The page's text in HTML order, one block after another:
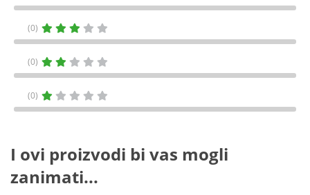
(0)
(0)
(0)
I ovi proizvodi bi vas mogli
zanimati...